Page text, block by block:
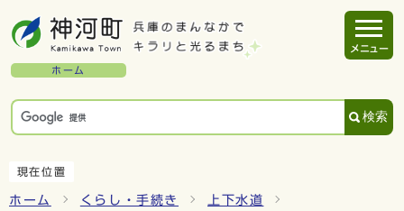
ホーム
検索
メニュー
現在位置
ホーム くらし・手続き 上下水道